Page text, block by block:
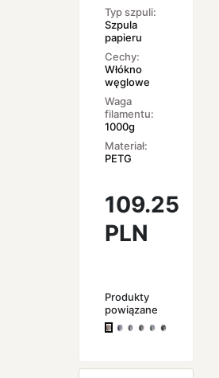
Typ szpuli:
Szpula
papieru
Cechy:
Włókno
węglowe
Waga
filamentu:
1000g
Materiał:
PETG
109.25
PLN
Produkty
powiązane